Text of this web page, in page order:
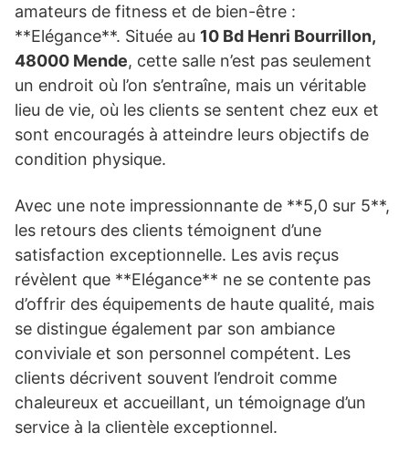
amateurs de fitness et de bien-être :
**Elégance**. Située au 10 Bd Henri Bourrillon,
48000 Mende, cette salle n’est pas seulement
un endroit où l’on s’entraîne, mais un véritable
lieu de vie, où les clients se sentent chez eux et
sont encouragés à atteindre leurs objectifs de
condition physique.
Avec une note impressionnante de **5,0 sur 5**,
les retours des clients témoignent d’une
satisfaction exceptionnelle. Les avis reçus
révèlent que **Elégance** ne se contente pas
d’offrir des équipements de haute qualité, mais
se distingue également par son ambiance
conviviale et son personnel compétent. Les
clients décrivent souvent l’endroit comme
chaleureux et accueillant, un témoignage d’un
service à la clientèle exceptionnel.